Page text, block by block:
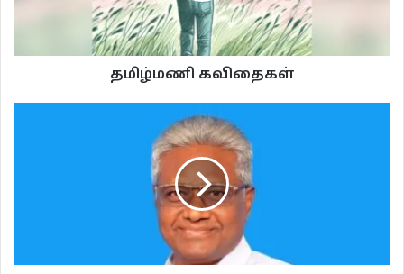
ஓடிக்கொண்டிருக்கிறார்கள்.
நடைப்பயிற்சியின்போது அடுக்ககத்திலிருந்து இடப்பக்கம் நேராகச் சென்று,
வலப்பக்கம் ‘டெல் மான்டே’ தெருவில் உள் நடந்து, அங்கிருக்கும் வீடுகளை
பராக்கு பார்த்துக் கொண்டே நடப்பாள். நேரம் போவதே தெரியாது. அந்த
தெருவின் முடிவில் வலப்பக்கம் திரும்பி, ‘ஸான் ஃபிலிப்பே’ சாலையில் வந்த
தூரத்திலேயே நடந்து மீண்டும் வலப்பக்கம் ‘க்ரீன் லேக்’ தெருவில் நடந்தால்
வீதியின் முடிவில், மறுபக்கம் அவளது அடுக்ககம் தென்படும். இதுதான் தினமும்
அவள் மேற்கொள்ளும் நடைபயிற்சிக்கான பாதை.
டெல்மான்டே தெருவிற்கு போகும் வழியில், ஓரிடத்தில் வரிசையாக அதுவாகவே
தமிழ்மணி கவிதைகள்